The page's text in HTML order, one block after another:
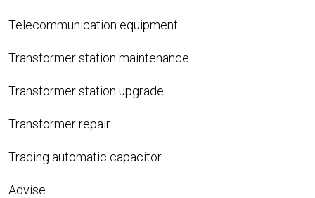
Telecommunication equipment
Transformer station maintenance
Transformer station upgrade
Transformer repair
Trading automatic capacitor
Advise